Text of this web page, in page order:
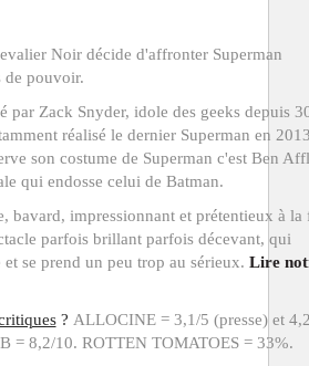
Noir décide d'affronter Superman
de pouvoir.
par Zack Snyder, idole des geeks depuis
réalisé le dernier Superman en
son costume de Superman c'est Ben
qui endosse celui de Batman.
bavard, impressionnant et prétentieux à la
parfois brillant parfois décevant, qui
se prend un peu trop au sérieux. Lire
? ALLOCINE = 3,1/5 (presse) et
= 8,2/10. ROTTEN TOMATOES = 33%.